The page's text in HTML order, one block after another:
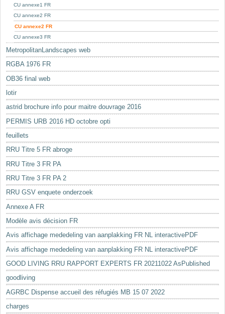
CU annexe1 FR
CU annexe2 FR
CU annexe2 FR
CU annexe3 FR
MetropolitanLandscapes web
RGBA 1976 FR
OB36 final web
lotir
astrid brochure info pour maitre douvrage 2016
PERMIS URB 2016 HD octobre opti
feuillets
RRU Titre 5 FR abroge
RRU Titre 3 FR PA
RRU Titre 3 FR PA 2
RRU GSV enquete onderzoek
Annexe A FR
Modèle avis décision FR
Avis affichage mededeling van aanplakking FR NL interactivePDF
Avis affichage mededeling van aanplakking FR NL interactivePDF
GOOD LIVING RRU RAPPORT EXPERTS FR 20211022 AsPublished
goodliving
AGRBC Dispense accueil des réfugiés MB 15 07 2022
charges